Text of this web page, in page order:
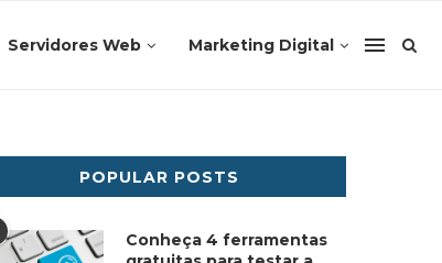
Servidores Web Marketing Digital
POPULAR POSTS
Conheça 4 ferramentas